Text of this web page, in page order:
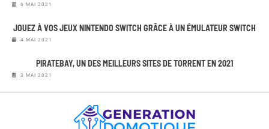
6 MAI 2021
JOUEZ À VOS JEUX NINTENDO SWITCH GRÂCE À UN ÉMULATEUR SWITCH
4 MAI 2021
PIRATEBAY, UN DES MEILLEURS SITES DE TORRENT EN 2021
3 MAI 2021